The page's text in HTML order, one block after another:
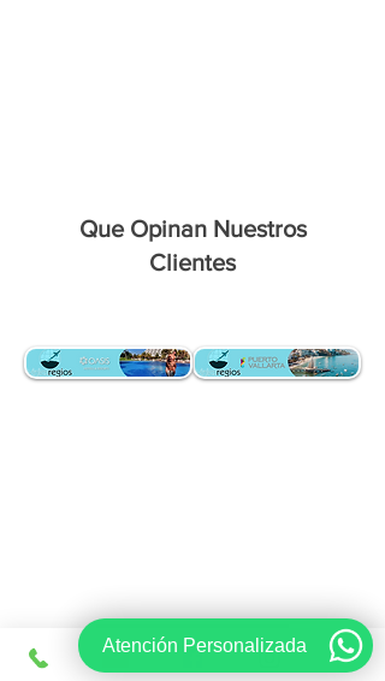
Que Opinan Nuestros
Clientes
Atención Personalizada